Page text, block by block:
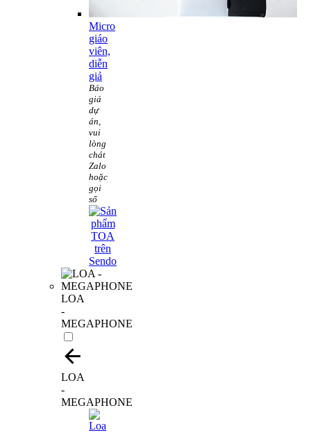
Micro
giáo
viên,
diễn
giả
Báo
giá
dự
án,
vui
lòng
chát
Zalo
hoặc
gọi
số
LOA
-
MEGAPHONE
LOA
-
MEGAPHONE